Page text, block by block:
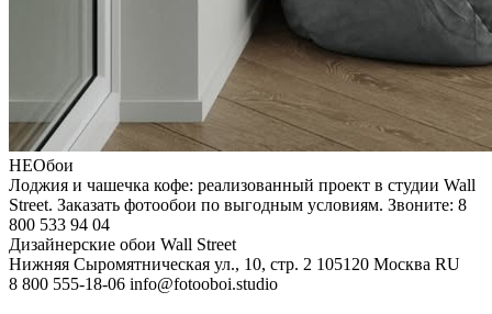
НЕОбои
Лоджия и чашечка кофе: реализованный проект в студии Wall
Street. Заказать фотообои по выгодным условиям. Звоните: 8
800 533 94 04
Дизайнерские обои Wall Street
Нижняя Сыромятническая ул., 10, стр. 2 105120 Москва RU
8 800 555-18-06 info@fotooboi.studio